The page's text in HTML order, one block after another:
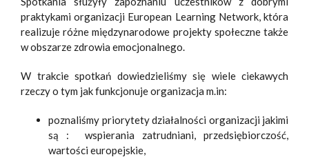
praktykami organizacji European Learning Network, która
realizuje różne międzynarodowe projekty społeczne także
w obszarze zdrowia emocjonalnego.
W trakcie spotkań dowiedzieliśmy się wiele ciekawych
rzeczy o tym jak funkcjonuje organizacja m.in:
poznaliśmy priorytety działalności organizacji jakimi
są : wspierania zatrudniani, przedsiębiorczość,
wartości europejskie,